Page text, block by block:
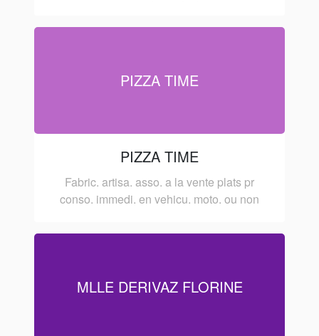
PIZZA TIME
PIZZA TIME
Fabric. artisa. asso. a la vente plats pr
conso. immedi. en vehicu. moto. ou non
MLLE DERIVAZ FLORINE